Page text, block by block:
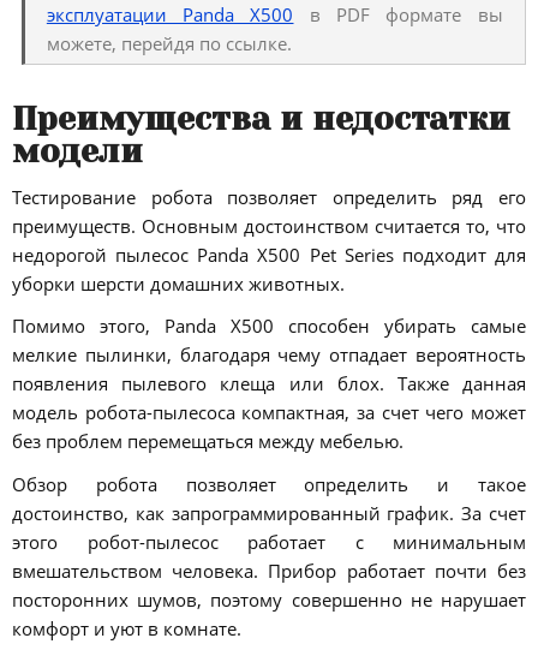
эксплуатации Panda X500 в PDF формате вы
можете, перейдя по ссылке.
Преимущества и недостатки
модели
Тестирование робота позволяет определить ряд его
преимуществ. Основным достоинством считается то, что
недорогой пылесос Panda X500 Pet Series подходит для
уборки шерсти домашних животных.
Помимо этого, Panda X500 способен убирать самые
мелкие пылинки, благодаря чему отпадает вероятность
появления пылевого клеща или блох. Также данная
модель робота-пылесоса компактная, за счет чего может
без проблем перемещаться между мебелью.
Обзор робота позволяет определить и такое
достоинство, как запрограммированный график. За счет
этого робот-пылесос работает с минимальным
вмешательством человека. Прибор работает почти без
посторонних шумов, поэтому совершенно не нарушает
комфорт и уют в комнате.